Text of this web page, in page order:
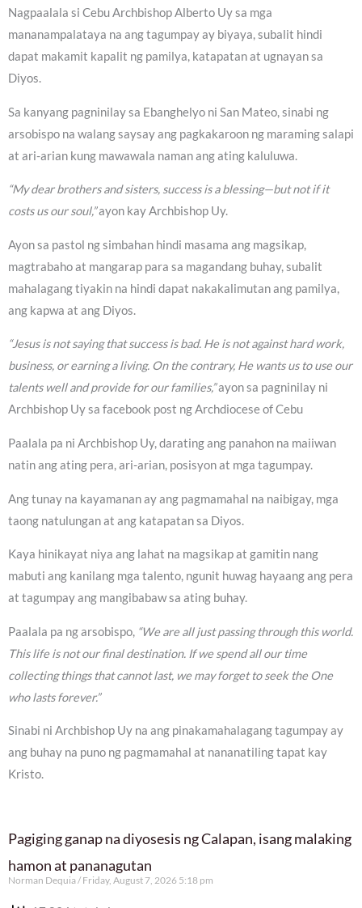
Nagpaalala si Cebu Archbishop Alberto Uy sa mga
mananampalataya na ang tagumpay ay biyaya, subalit hindi
dapat makamit kapalit ng pamilya, katapatan at ugnayan sa
Diyos.
Sa kanyang pagninilay sa Ebanghelyo ni San Mateo, sinabi ng
arsobispo na walang saysay ang pagkakaroon ng maraming salapi
at ari-arian kung mawawala naman ang ating kaluluwa.
“My dear brothers and sisters, success is a blessing—but not if it
costs us our soul,”ayon kay Archbishop Uy.
Ayon sa pastol ng simbahan hindi masama ang magsikap,
magtrabaho at mangarap para sa magandang buhay, subalit
mahalagang tiyakin na hindi dapat nakakalimutan ang pamilya,
ang kapwa at ang Diyos.
“Jesus is not saying that success is bad. He is not against hard work,
business, or earning a living. On the contrary, He wants us to use our
talents well and provide for our families,”ayon sa pagninilay ni
Archbishop Uy sa facebook post ng Archdiocese of Cebu
Paalala pa ni Archbishop Uy, darating ang panahon na maiiwan
natin ang ating pera, ari-arian, posisyon at mga tagumpay.
Ang tunay na kayamanan ay ang pagmamahal na naibigay, mga
taong natulungan at ang katapatan sa Diyos.
Kaya hinikayat niya ang lahat na magsikap at gamitin nang
mabuti ang kanilang mga talento, ngunit huwag hayaang ang pera
at tagumpay ang mangibabaw sa ating buhay.
Paalala pa ng arsobispo, “We are all just passing through this world.
This life is not our final destination. If we spend all our time
collecting things that cannot last, we may forget to seek the One
who lasts forever.”
Sinabi ni Archbishop Uy na ang pinakamahalagang tagumpay ay
ang buhay na puno ng pagmamahal at nananatiling tapat kay
Kristo.
Pagiging ganap na diyosesis ng Calapan, isang malaking
hamon at pananagutan
Norman Dequia Friday, August 7, 2026 5:18 pm